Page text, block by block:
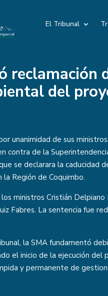
El Tribunal
reclamación
del
unanimidad de sus
contra de la
se declarara la caducidad
Región de Coquimbo.
ministros Cristián Delpiano
Fabres. La sentencia fue
la SMA fundamentó
el inicio de la ejecución del
y permanente de